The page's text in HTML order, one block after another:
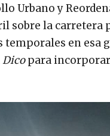
Urbano y
sobre la carretera
en esa
Dicopara